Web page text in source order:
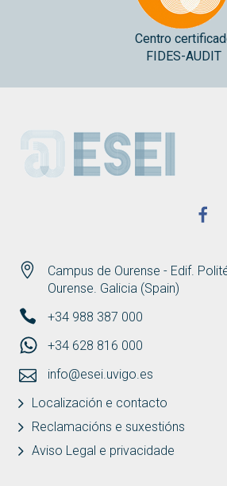
Centro
FIDES-AUDIT
ESEI
Campus de Ourense - Edif.
Ourense. Galicia (Spain)
+34 988 387 000
+34 628 816 000
info@esei.uvigo.es
Localización e contacto
Reclamacións e suxestións
Aviso Legal e privacidade